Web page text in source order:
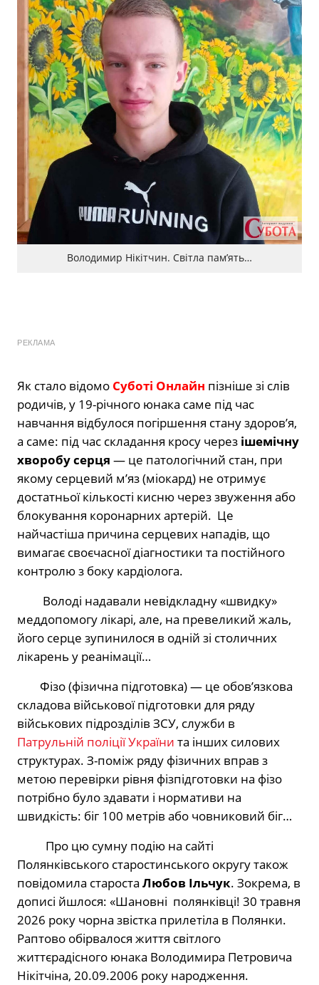
Володимир Нікітчин. Світла памʼять…
РЕКЛАМА
Як стало відомо Суботі Онлайн пізніше зі слів
родичів, у 19-річного юнака саме під час
навчання відбулося погіршення стану здоров’я,
а саме: під час складання кросу через ішемічну
хворобу серця — це патологічний стан, при
якому серцевий м’яз (міокард) не отримує
достатньої кількості кисню через звуження або
блокування коронарних артерій. Це
найчастіша причина серцевих нападів, що
вимагає своєчасної діагностики та постійного
контролю з боку кардіолога.
Володі надавали невідкладну «швидку»
меддопомогу лікарі, але, на превеликий жаль,
його серце зупинилося в одній зі столичних
лікарень у реанімації…
Фізо (фізична підготовка) — це обов’язкова
складова військової підготовки для ряду
військових підрозділів ЗСУ, служби в
Патрульній поліції України та інших силових
структурах. З-поміж ряду фізичних вправ з
метою перевірки рівня фізпідготовки на фізо
потрібно було здавати і нормативи на
швидкість: біг 100 метрів або човниковий біг…
Про цю сумну подію на сайті
Полянківського старостинського округу також
повідомила староста Любов Ільчук. Зокрема, в
дописі йшлося: «Шановні полянківці! 30 травня
2026 року чорна звістка прилетіла в Полянки.
Раптово обірвалося життя світлого
життєрадісного юнака Володимира Петровича
Нікітчіна, 20.09.2006 року народження.